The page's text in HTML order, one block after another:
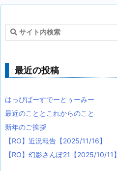
最近の投稿
はっぴばーすでーとぅーみー
最近のこととこれからのこと
新年のご挨拶
【RO】近況報告【2025/11/16】
【RO】幻影さんぽ21【2025/10/11】